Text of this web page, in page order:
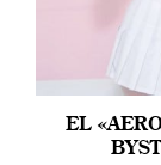
EL